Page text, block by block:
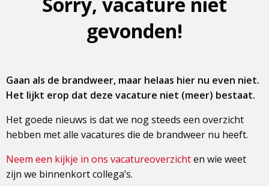
gevonden!
Gaan als de brandweer, maar helaas hier nu even niet.
Het lijkt erop dat deze vacature niet (meer) bestaat.
Het goede nieuws is dat we nog steeds een overzicht
hebben met alle vacatures die de brandweer nu heeft.
Neem een kijkje in ons vacatureoverzichten wie weet
zijn we binnenkort collega’s.